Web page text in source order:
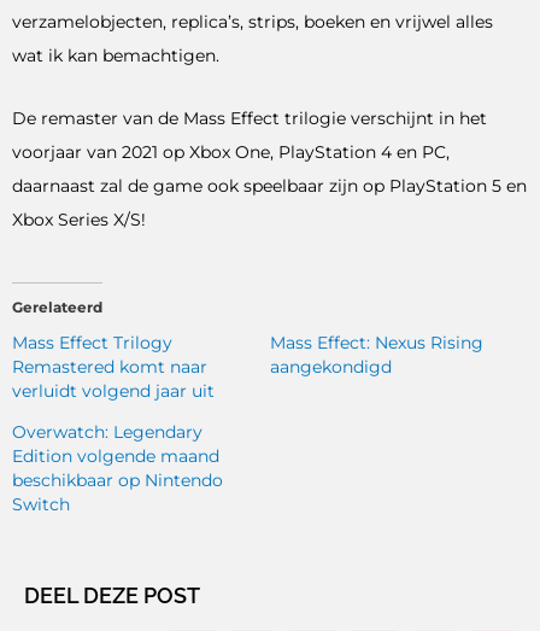
verzamelobjecten, replica’s, strips, boeken en vrijwel alles
wat ik kan bemachtigen.
De remaster van de Mass Effect trilogie verschijnt in het
voorjaar van 2021 op Xbox One, PlayStation 4 en PC,
daarnaast zal de game ook speelbaar zijn op PlayStation 5 en
Xbox Series X/S!
Gerelateerd
Mass Effect Trilogy
Remastered komt naar
verluidt volgend jaar uit
Mass Effect: Nexus Rising
aangekondigd
Overwatch: Legendary
Edition volgende maand
beschikbaar op Nintendo
Switch
DEEL DEZE POST